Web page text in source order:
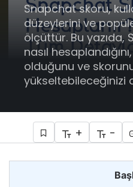
Snapchat skoru,
düzeylerini ve
ölçüttür. Bu yazıda,
nasıl
olduğunu ve
yükseltebileceğinizi
+ -